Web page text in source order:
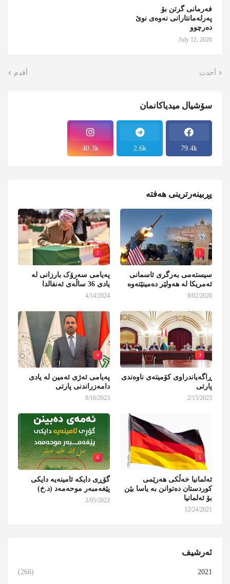
فەرمانی گرتن بۆ
پەرلەمانتارانی نەوەی نوێ
دەرچوو
July 12, 2026
أحدث أقدم
سۆشیال میدیاکانمان
79.4k
2.6k
40.3k
پڕبینەرترینی هەفتە
1
سیستەمی بەرگری ئاسمانی
ئەمریکا لە هەولێر دەمینێتەوە
8/02/2026
2
پەیامی سەرۆک بارزانی لە
یادی 36 ساڵەی ئەنفالدا
4/14/2024
3
ڕاگەیاندراوی کۆمیتەی ناوەندی
پارتی
2/15/2025
4
پەیامی ئەژی ئەمین لە یادی
دامەزراندنی پارتی
8/16/2023
5
ئەلمانیا خەڵکی هەرێمی
کوردستان دەتوانن بە یاسا بێن
بۆ ئەلمانیا
12/24/2021
6
گۆڕی دایکە ئامینەیە دایکی
پێغەمبەر موحەمەد (د.خ)
2/05/2022
ئەرشیف
2021
(266)